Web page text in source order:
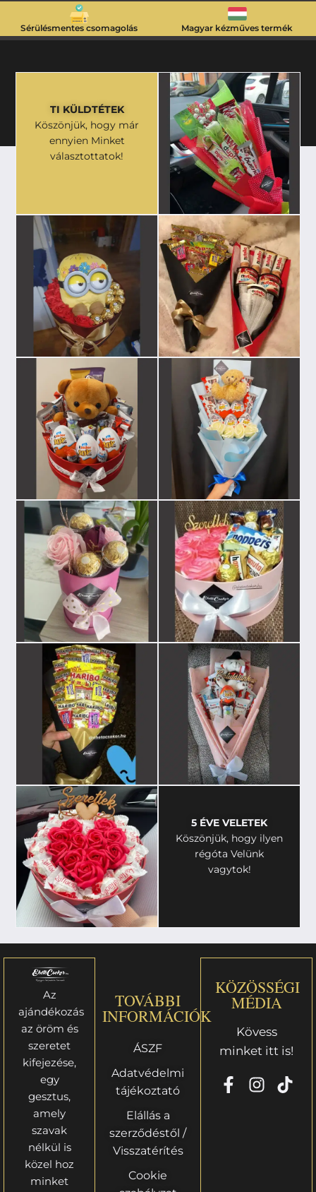
Sérülésmentes csomagolás Magyar kézműves termék
TI KÜLDTÉTEK
Köszönjük, hogy már
ennyien Minket
választottatok!
5 ÉVE VELETEK
Köszönjük, hogy ilyen
régóta Velünk
vagytok!
Az
ajándékozás
az öröm és
szeretet
kifejezése,
egy
gesztus,
amely
szavak
nélkül is
közel hoz
minket
TOVÁBBI
INFORMÁCIÓK
ÁSZF
Adatvédelmi
tájékoztató
Elállás a
szerződéstől /
Visszatérítés
Cookie
KÖZÖSSÉGI
MÉDIA
Kövess
minket itt is!